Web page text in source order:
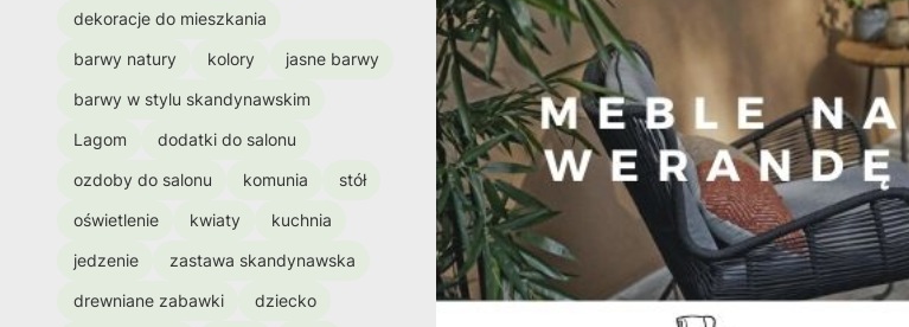
dekoracje do mieszkania
barwy natury
kolory
jasne barwy
barwy w stylu skandynawskim
Lagom
dodatki do salonu
ozdoby do salonu
komunia
stół
oświetlenie
kwiaty
kuchnia
jedzenie
zastawa skandynawska
drewniane zabawki
dziecko